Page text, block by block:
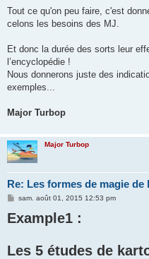
Tout ce qu'on peu faire, c'est
celons les besoins des MJ.
Et donc la durée des sorts leur
l’encyclopédie !
Nous donnerons juste des
exemples...
Major Turbop
Major Turbop
Re: Les formes de magie de
M
s
s
e
sam. août 01, 2015 12:53 pm
Example1 :
Les 5 études de